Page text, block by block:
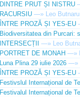
DINTRE PRUT ȘI NISTRU
RACURSIU —» Leo Butnaru
ÎNTRE PROZĂ ȘI YES-EU
Biodiversitatea din Purcari:
INTERSECȚII —» Leo
PORTRET DE MONAH —»
Luna Plina 29 iulie 2026 —»
ÎNTRE PROZĂ ȘI YES-EU
Festivslul Internațional de
Festivalul Internațional de